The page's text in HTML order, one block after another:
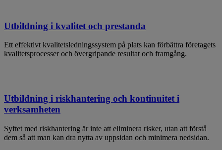
Utbildning i kvalitet och prestanda
Ett effektivt kvalitetsledningssystem på plats kan förbättra företagets
kvalitetsprocesser och övergripande resultat och framgång.
Utbildning i riskhantering och kontinuitet i
verksamheten
Syftet med riskhantering är inte att eliminera risker, utan att förstå
dem så att man kan dra nytta av uppsidan och minimera nedsidan.